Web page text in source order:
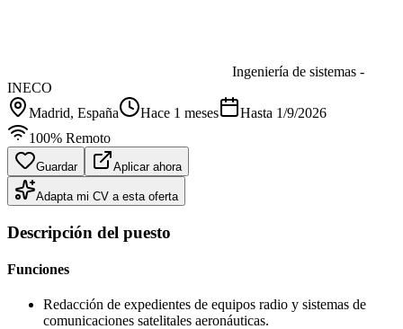
Ingeniería de sistemas -
INECO
Madrid, España Hace 1 meses Hasta 1/9/2026
100% Remoto
Guardar Aplicar ahora
Adapta mi CV a esta oferta
Descripción del puesto
Funciones
Redacción de expedientes de equipos radio y sistemas de
comunicaciones satelitales aeronáuticas.